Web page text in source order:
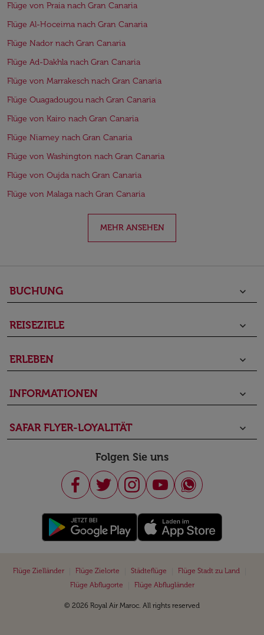
Flüge von Praia nach Gran Canaria
Flüge Al-Hoceima nach Gran Canaria
Flüge Nador nach Gran Canaria
Flüge Ad-Dakhla nach Gran Canaria
Flüge von Marrakesch nach Gran Canaria
Flüge Ouagadougou nach Gran Canaria
Flüge von Kairo nach Gran Canaria
Flüge Niamey nach Gran Canaria
Flüge von Washington nach Gran Canaria
Flüge von Oujda nach Gran Canaria
Flüge von Malaga nach Gran Canaria
MEHR ANSEHEN
BUCHUNG keyboard_arrow_down
REISEZIELE keyboard_arrow_down
ERLEBEN keyboard_arrow_down
INFORMATIONEN keyboard_arrow_down
SAFAR FLYER-LOYALITÄT keyboard_arrow_down
Folgen Sie uns
Flüge Zielländer Flüge Zielorte Städteflüge Flüge Stadt zu Land
Flüge Abflugorte
Flüge Abflugländer
© 2026 Royal Air Maroc. All rights reserved